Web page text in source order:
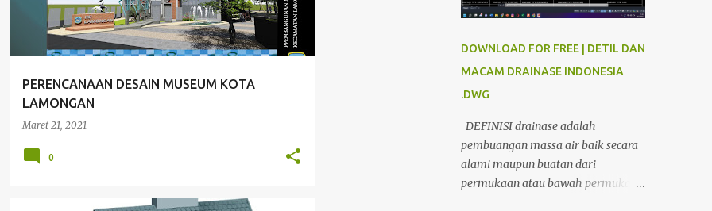
PERENCANAAN DESAIN MUSEUM KOTA
LAMONGAN
Maret 21, 2021
0
DOWNLOAD FOR FREE | DETIL DAN
MACAM DRAINASE INDONESIA
.DWG
DEFINISI drainase adalah
pembuangan massa air baik secara
alami maupun buatan dari
permukaan atau bawah permukaan